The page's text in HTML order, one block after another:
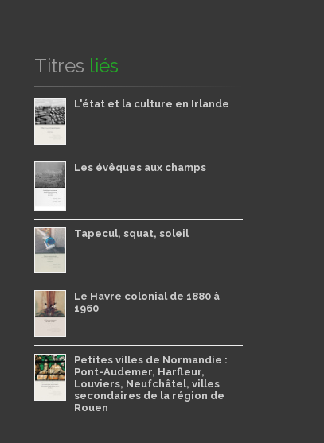
Titres liés
L'état et la culture en Irlande
Les évêques aux champs
Tapecul, squat, soleil
Le Havre colonial de 1880 à
1960
Petites villes de Normandie :
Pont-Audemer, Harfleur,
Louviers, Neufchâtel, villes
secondaires de la région de
Rouen